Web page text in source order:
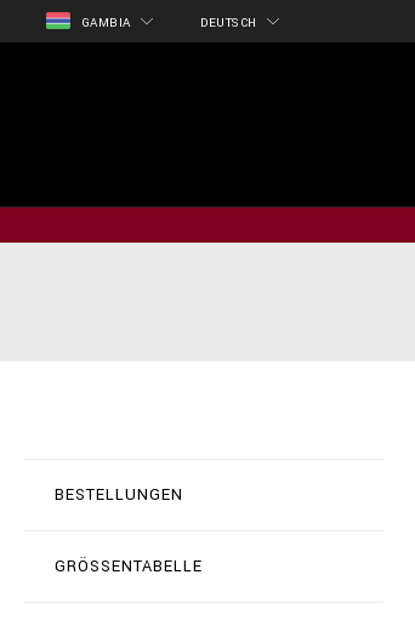
GAMBIA DEUTSCH
BESTELLUNGEN
GRÖSSENTABELLE